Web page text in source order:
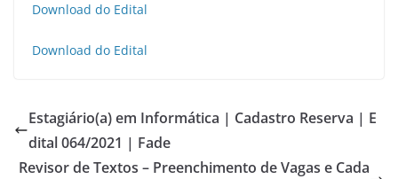
Download do Edital
Download do Edital
Estagiário(a) em Informática | Cadastro Reserva | E
dital 064/2021 | Fade
Revisor de Textos – Preenchimento de Vagas e Cada